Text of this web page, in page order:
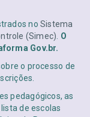
no Sistema
(Simec) O
Gov.br.
o processo de
pedagógicos, as
de escolas